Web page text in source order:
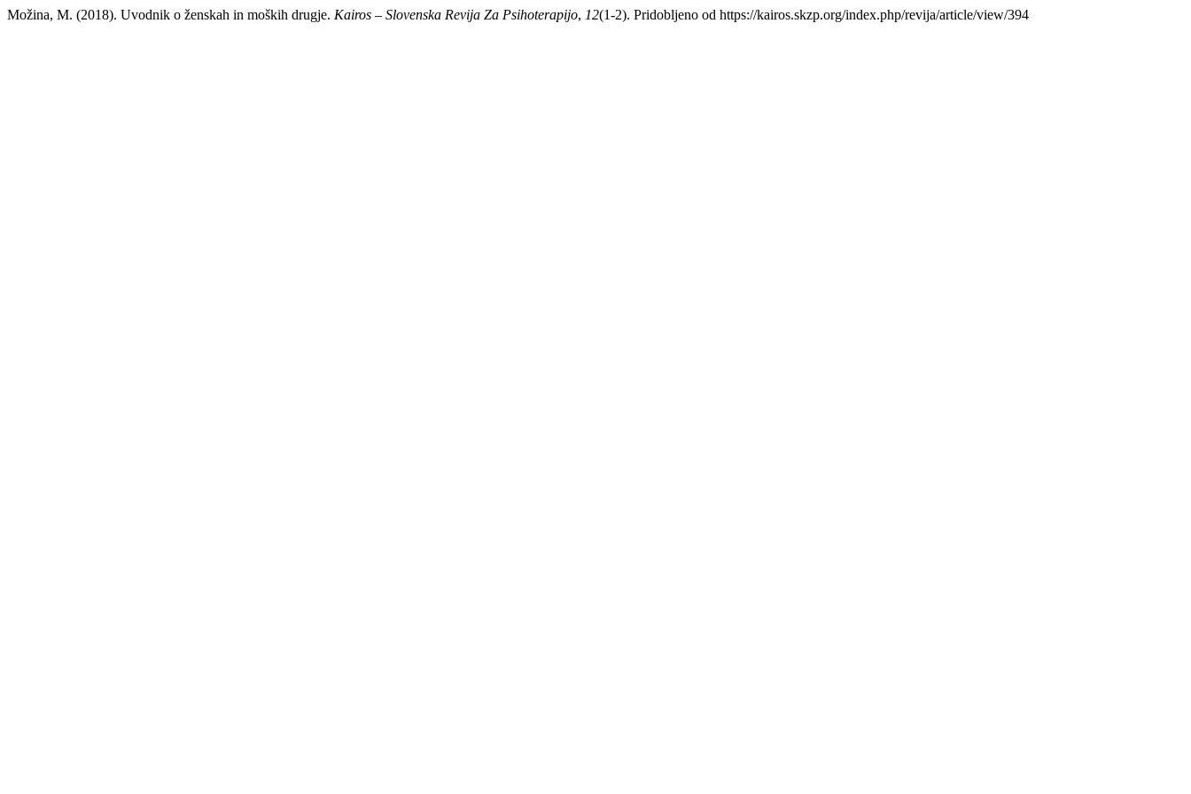
Možina, M. (2018). Uvodnik o ženskah in moških drugje. Kairos – Slovenska Revija Za Psihoterapijo, 12(1-2). Pridobljeno od https://kairos.skzp.org/index.php/revija/article/view/394